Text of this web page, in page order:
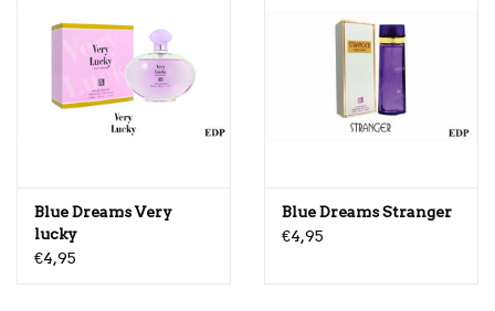
Blue Dreams Very
lucky
€4,95
Blue Dreams Stranger
€4,95